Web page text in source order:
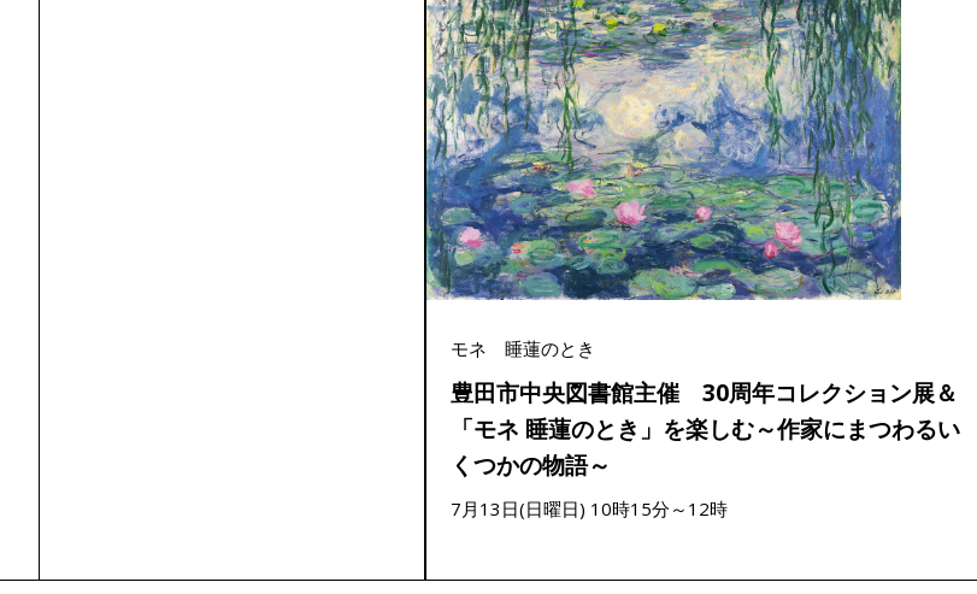
モネ 睡蓮のとき
豊田市中央図書館主催 30周年コレクション展＆
「モネ 睡蓮のとき」を楽しむ～作家にまつわるい
くつかの物語～
7月13日(日曜日) 10時15分～12時